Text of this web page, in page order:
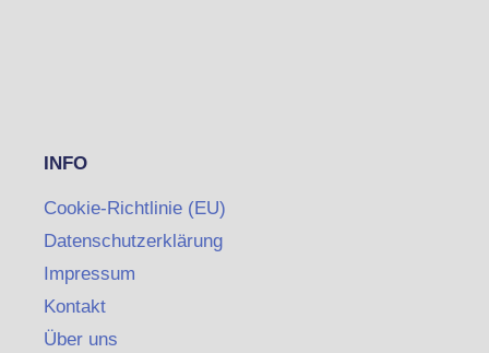
INFO
Cookie-Richtlinie (EU)
Datenschutzerklärung
Impressum
Kontakt
Über uns